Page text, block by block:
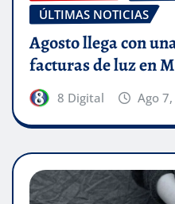
ÚLTIMAS NOTICIAS
Agosto llega con
facturas de luz en
8 Digital Ago